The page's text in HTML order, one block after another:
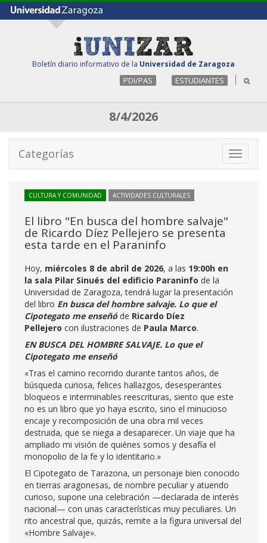
Boletín diario informativo de la Universidad de Zaragoza
PDI/PAS ESTUDIANTES
8/4/2026
Toggle
Categorías
CULTURA Y COMUNIDAD ACTIVIDADES CULTURALES
El libro "En busca del hombre salvaje"
de Ricardo Díez Pellejero se presenta
esta tarde en el Paraninfo
Hoy, miércoles 8 de abril de 2026, a las 19:00h en
la sala Pilar Sinués del edificio Paraninfo de la
Universidad de Zaragoza, tendrá lugar la presentación
del libro En busca del hombre salvaje. Lo que el
Cipotegato me enseñó de Ricardo Díez
Pellejero con ilustraciones de Paula Marco.
EN BUSCA DEL HOMBRE SALVAJE. Lo que el
Cipotegato me enseñó
«Tras el camino recorrido durante tantos años, de
búsqueda curiosa, felices hallazgos, desesperantes
bloqueos e interminables reescrituras, siento que este
no es un libro que yo haya escrito, sino el minucioso
encaje y recomposición de una obra mil veces
destruida, que se niega a desaparecer. Un viaje que ha
ampliado mi visión de quiénes somos y desafía el
monopolio de la fe y lo identitario.»
El Cipotegato de Tarazona, un personaje bien conocido
en tierras aragonesas, de nombre peculiar y atuendo
curioso, supone una celebración —declarada de interés
nacional— con unas características muy peculiares. Un
rito ancestral que, quizás, remite a la figura universal del
«Hombre Salvaje».